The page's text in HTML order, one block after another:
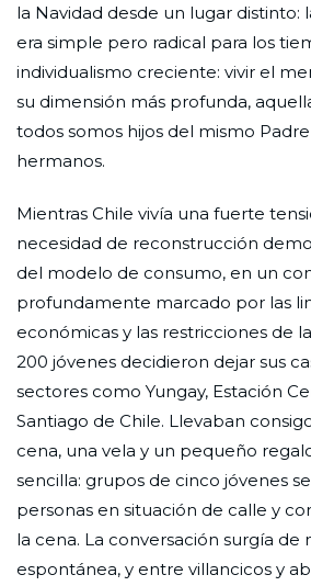
la Navidad desde un lugar distinto:
era simple pero radical para los
individualismo creciente: vivir el
su dimensión más profunda,
todos somos hijos del mismo
hermanos.
Mientras Chile vivía una fuerte
necesidad de reconstrucción
del modelo de consumo, en un
profundamente marcado por las
económicas y las restricciones de
200 jóvenes decidieron dejar sus
sectores como Yungay, Estación
Santiago de Chile. Llevaban
cena, una vela y un pequeño
sencilla: grupos de cinco jóvenes
personas en situación de calle y
la cena. La conversación surgía de
espontánea, y entre villancicos y